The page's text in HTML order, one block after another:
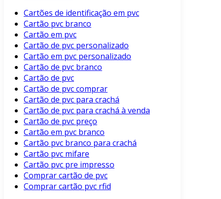
Cartões de identificação em pvc
Cartão pvc branco
Cartão em pvc
Cartão de pvc personalizado
Cartão em pvc personalizado
Cartão de pvc branco
Cartão de pvc
Cartão de pvc comprar
Cartão de pvc para crachá
Cartão de pvc para crachá à venda
Cartão de pvc preço
Cartão em pvc branco
Cartão pvc branco para crachá
Cartão pvc mifare
Cartão pvc pre impresso
Comprar cartão de pvc
Comprar cartão pvc rfid